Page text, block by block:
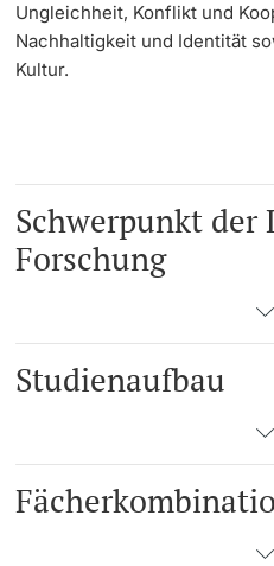
Learning Spaces
University Library Basel
Ungleichheit, Konflikt und
Nachhaltigkeit und Identität
Kultur.
Schwerpunkt der
Forschung
Studienaufbau